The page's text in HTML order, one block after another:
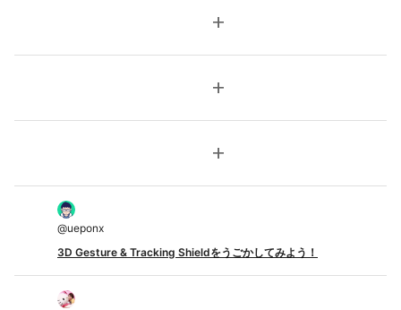
add
add
add
@ueponx
3D Gesture & Tracking Shieldをうごかしてみよう！